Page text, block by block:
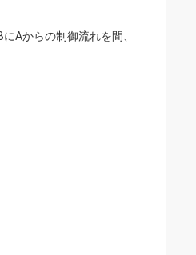
Aからの制御流れを間、